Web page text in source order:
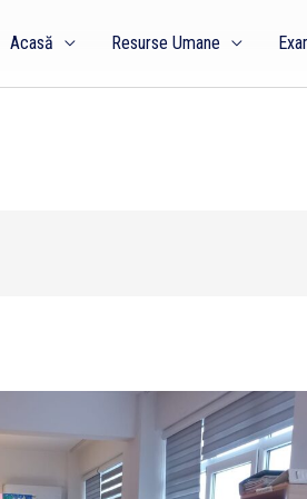
Acasă Resurse Umane